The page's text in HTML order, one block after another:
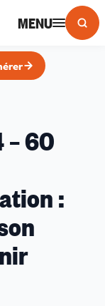
MENU
– 60
: